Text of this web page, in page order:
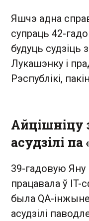
Яшчэ адна
супраць 42-
будуць судзіць
Лукашэнку і
Рэспублікі,
Айцішніцу
асудзілі
39-гадовую Яну
працавала ў IT-
была QA-
асудзілі